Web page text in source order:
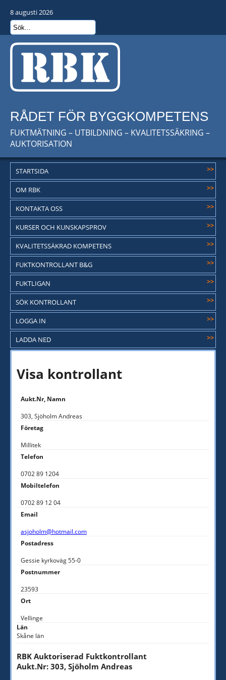
8 augusti 2026
RÅDET FÖR BYGGKOMPETENS
FUKTMÄTNING – UTBILDNING – KVALITETSSÄKRING –
AUKTORISATION
STARTSIDA >>
OM RBK >>
KONTAKTA OSS >>
KURSER OCH KUNSKAPSPROV >>
KVALITETSSÄKRAD KOMPETENS >>
FUKTKONTROLLANT B&G >>
FUKTLIGAN >>
SÖK KONTROLLANT >>
LOGGA IN >>
LADDA NED >>
Visa kontrollant
Aukt.Nr, Namn
303, Sjöholm Andreas
Företag
Millitek
Telefon
0702 89 1204
Mobiltelefon
0702 89 12 04
Email
asjoholm@hotmail.com
Postadress
Gessie kyrkoväg 55-0
Postnummer
23593
Ort
Vellinge
Län
Skåne län
RBK Auktoriserad Fuktkontrollant
Aukt.Nr: 303, Sjöholm Andreas